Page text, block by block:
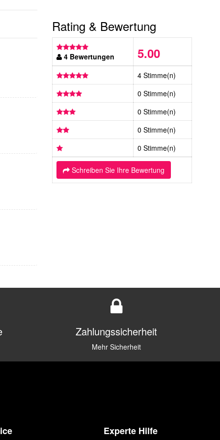
Rating & Bewertung
4 Bewertungen 5.00
4 Stimme(n)
0 Stimme(n)
0 Stimme(n)
0 Stimme(n)
0 Stimme(n)
Schreiben Sie Ihre Bewertung
Zahlungssicherheit
Mehr Sicherheit
Experte Hilfe